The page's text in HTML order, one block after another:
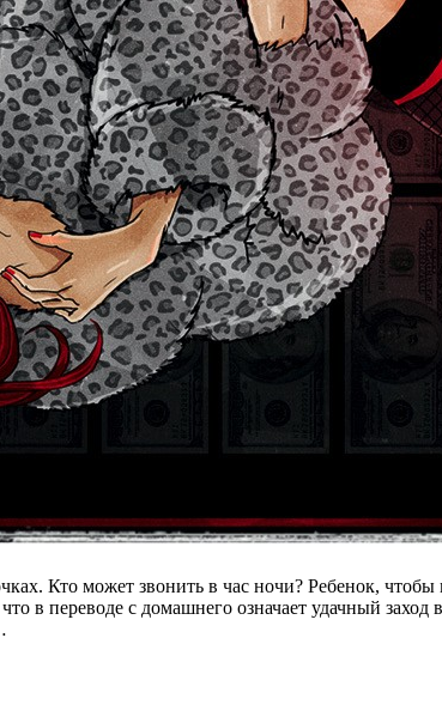
Кто может звонить в час ночи? Ребенок,
в переводе с домашнего означает удачный